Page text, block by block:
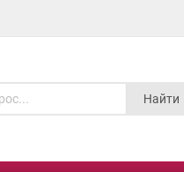
Найти